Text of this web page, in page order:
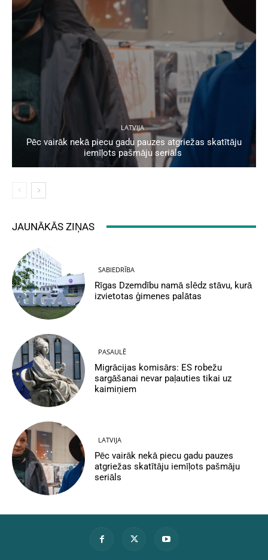
LATVIJA
Pēc vairāk nekā piecu gadu pauzes atgriežas skatītāju
iemīļots pašmāju seriāls
JAUNĀKĀS ZIŅAS
SABIEDRĪBA
Rīgas Dzemdību namā slēdz stāvu, kurā
izvietotas ģimenes palātas
PASAULĒ
Migrācijas komisārs: ES robežu
sargāšanai nevar paļauties tikai uz
kaimiņiem
LATVIJA
Pēc vairāk nekā piecu gadu pauzes
atgriežas skatītāju iemīļots pašmāju
seriāls